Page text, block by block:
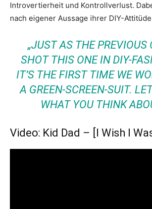
Introvertierheit und Kontrollverlust.
nach eigener Aussage ihrer DIY-
„JUST AS THE PREVIOUS
SHOT THIS ONE IN DIY-
IT’S THE FIRST TIME WE
A GREEN-SCREEN-SUIT.
WHAT YOU THINK
Video: Kid Dad – [I Wish I